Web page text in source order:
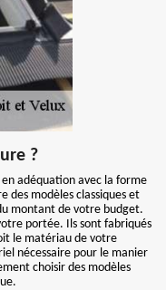
?
adéquation avec la forme
des modèles classiques et
montant de votre budget.
portée. Ils sont fabriqués
le matériau de votre
nécessaire pour le manier
choisir des modèles